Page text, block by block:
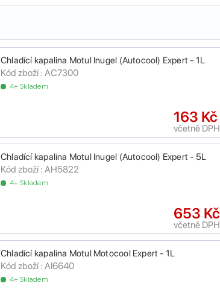
Chladící kapalina Motul Inugel (Autocool) Expert - 1L
Kód zboží : AC7300
4+ Skladem
163 Kč
včetně DPH
Chladící kapalina Motul Inugel (Autocool) Expert - 5L
Kód zboží : AH5822
4+ Skladem
653 Kč
včetně DPH
Chladící kapalina Motul Motocool Expert - 1L
Kód zboží : AI6640
4+ Skladem